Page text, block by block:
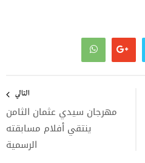
التالي
مهرجان سيدي عثمان الثامن
ينتقي أفلام مسابقته
الرسمية